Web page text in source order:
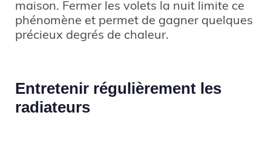
maison. Fermer les volets la nuit limite ce
phénomène et permet de gagner quelques
précieux degrés de chaleur.
Entretenir régulièrement les
radiateurs